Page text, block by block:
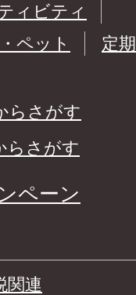
ィビティ
ペット
定
らさがす
らさがす
ペーン
関連